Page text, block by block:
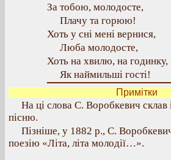
За тобою, молодосте,
Плачу та горюю!
Хоть у сні мені вернися,
Люба молодосте,
Хоть на хвилю, на годинку,
Як наймильші гості!
Примітки
На ці слова С. Воробкевич склав
пісню.
Пізніше, у 1882 р., С.
поезію «Літа, літа молодії…».